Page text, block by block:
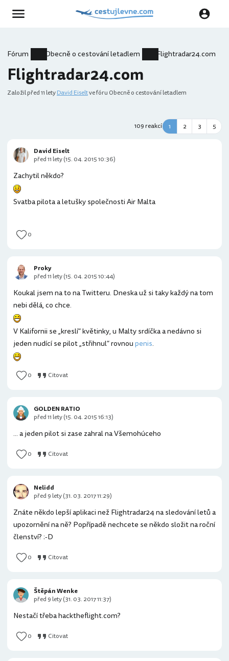
Fórum Obecně o cestování letadlem Flightradar24.com
Flightradar24.com
Založilpřed 11 letyDavid Eiseltve fóru Obecně o cestování letadlem
109 reakcí 1 2 3 5
Zachytil někdo?
Svatba pilota a letušky společnosti Air Malta
0
David Eiselt
před 11 lety (15. 04. 2015 10:36)
Koukal jsem na to na Twitteru. Dneska už si taky každý na tom
nebi dělá, co chce.
V Kalifornii se „kreslí“ květinky, u Malty srdíčka a nedávno si
jeden nudící se pilot „střihnul“ rovnoupenis.
0 Citovat
Proky
před 11 lety (15. 04. 2015 10:44)
... a jeden pilot si zase zahral na Všemohúceho
0 Citovat
GOLDEN RATIO
před 11 lety (15. 04. 2015 16:13)
Znáte někdo lepší aplikaci než Flightradar24 na sledování letů a
upozornění na ně? Popřípadě nechcete se někdo složit na roční
členství? :-D
0 Citovat
Nelidd
před 9 lety (31. 03. 2017 11:29)
Nestačí třeba hacktheflight.com?
0 Citovat
Štěpán Wenke
před 9 lety (31. 03. 2017 11:37)